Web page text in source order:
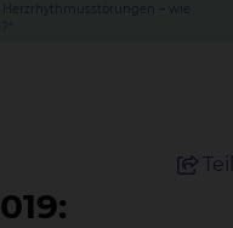
– wie